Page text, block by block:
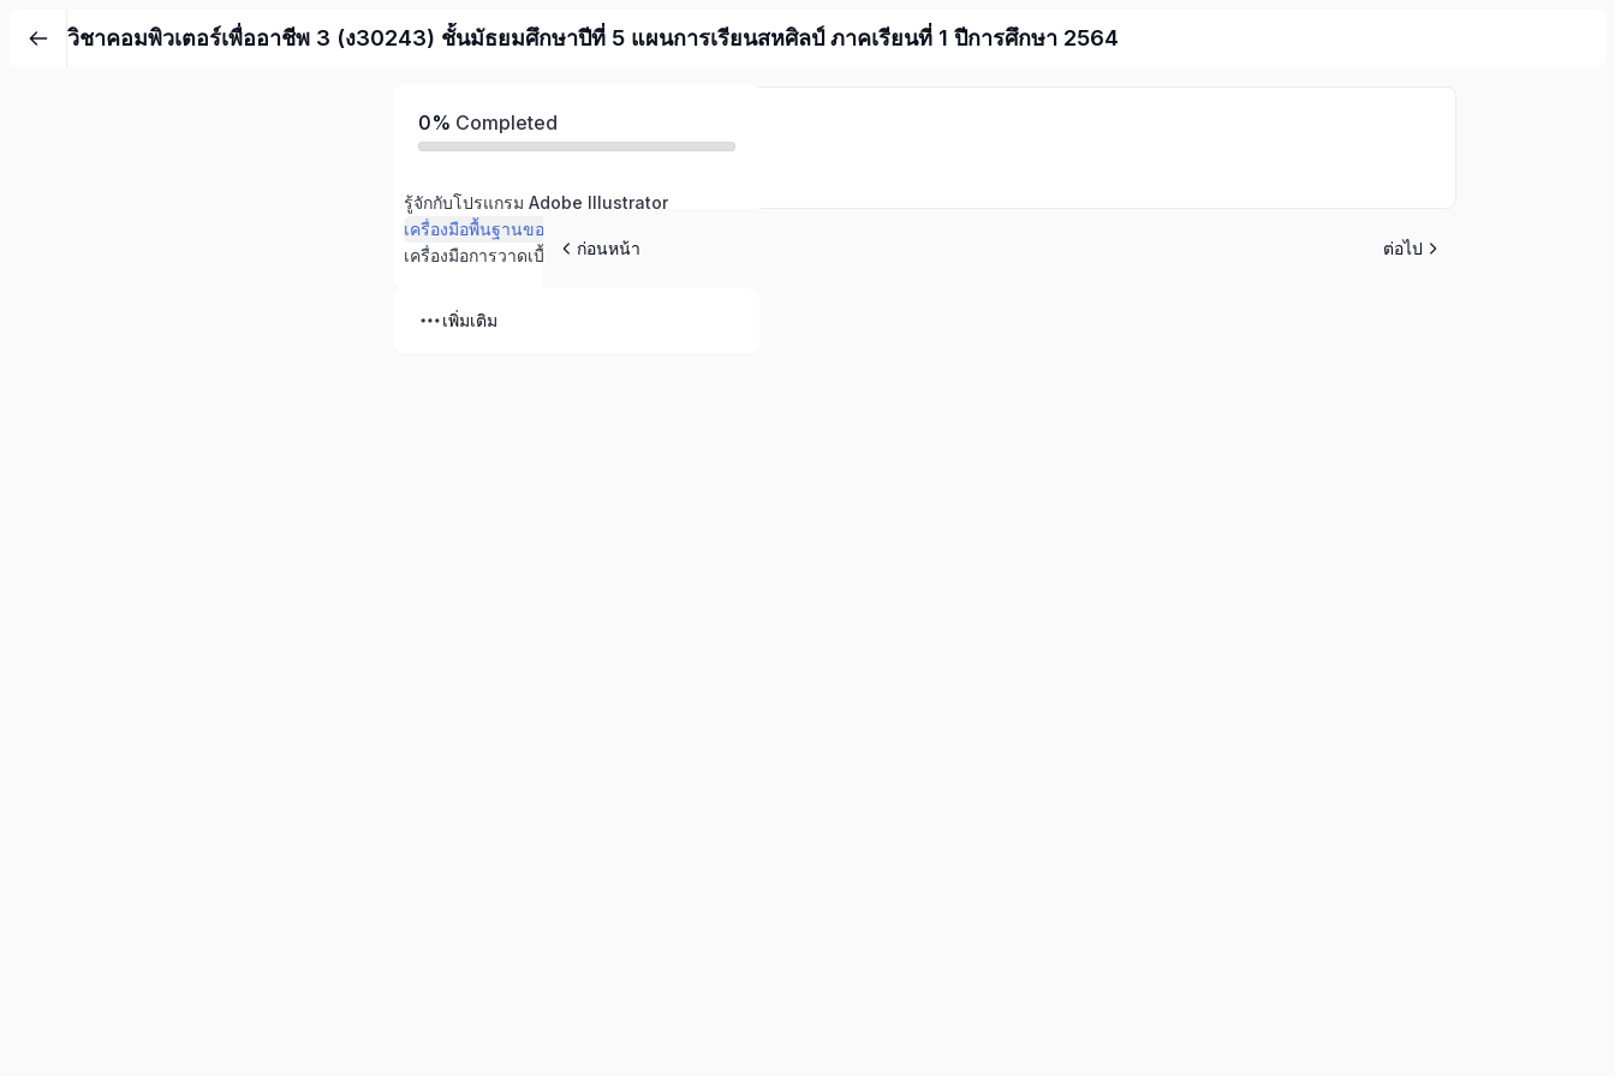
วิชาคอมพิวเตอร์เพื่ออาชีพ 3 (ง30243) ชั้นมัธยมศึกษาปีที่ 5 แผนการเรียนสหศิลป์ ภาคเรียนที่ 1 ปีการศึกษา 2564
0% Completed
รู้จักกับโปรแกรม Adobe Illustrator
เครื่องมือพื้นฐานของโปรแกรม Illustrator
เครื่องมือการวาดเบื้องต้น
เพิ่มเติม
ก่อนหน้า ต่อไป